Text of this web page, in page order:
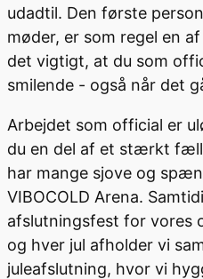
udadtil. Den første
møder, er som regel en
det vigtigt, at du som
smilende - også når det
Arbejdet som official er
du en del af et stærkt
har mange sjove og
VIBOCOLD Arena.
afslutningsfest for vores
og hver jul afholder vi
juleafslutning, hvor vi